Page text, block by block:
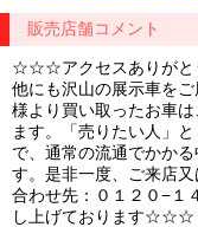
販売店舗コメント
☆☆☆アクセスありがと
他にも沢山の展示車を
様より買い取ったお車
ます。「売りたい人」
で、通常の流通でかか
す。是非一度、ご来店
合わせ先：０１２０−１
し上げております☆☆☆